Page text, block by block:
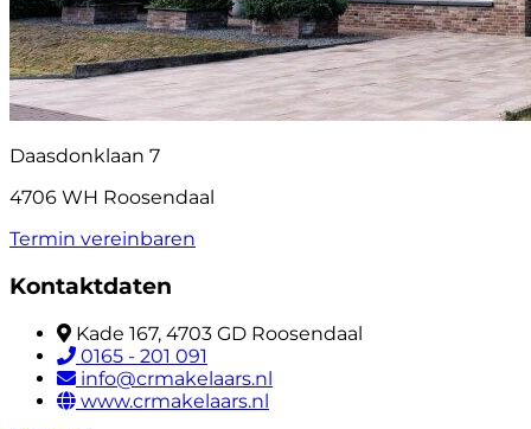
Daasdonklaan 7
4706 WH Roosendaal
Termin vereinbaren
Kontaktdaten
Kade 167, 4703 GD Roosendaal
0165 - 201 091
info@crmakelaars.nl
www.crmakelaars.nl